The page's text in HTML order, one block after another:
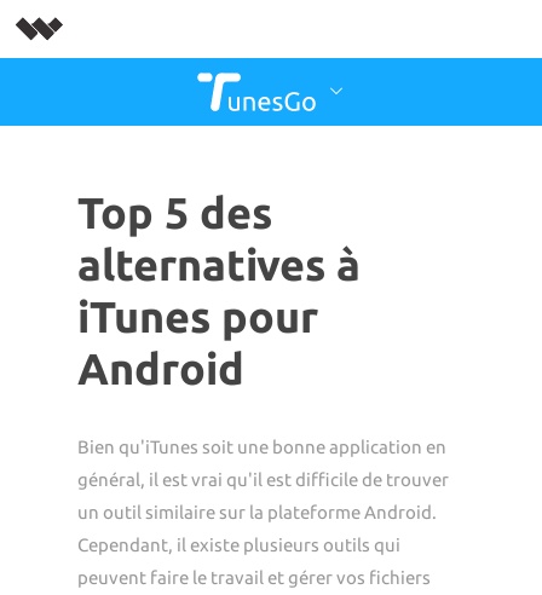
Top 5 des
alternatives à
iTunes pour
Android
Bien qu'iTunes soit une bonne application en
général, il est vrai qu'il est difficile de trouver
un outil similaire sur la plateforme Android.
Cependant, il existe plusieurs outils qui
peuvent faire le travail et gérer vos fichiers